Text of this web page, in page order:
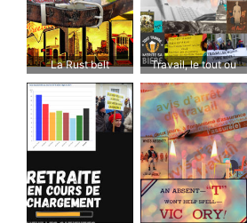
La Rust belt
Travail, le tout ou
rien.